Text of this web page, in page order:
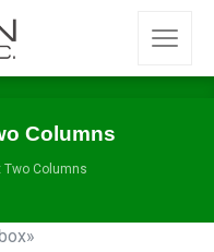
Columns
Two Columns